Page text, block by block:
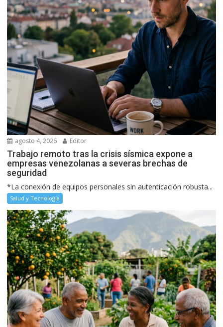
agosto 4, 2026 Editor
Trabajo remoto tras la crisis sísmica expone a
empresas venezolanas a severas brechas de
seguridad
*La conexión de equipos personales sin autenticación robusta...
Salud y Tecnología